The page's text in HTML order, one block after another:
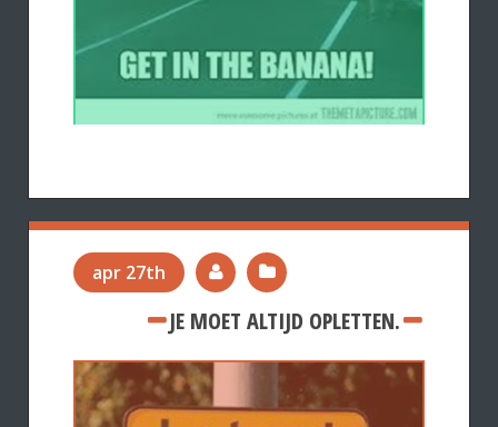
apr 27th
JE MOET ALTIJD OPLETTEN.